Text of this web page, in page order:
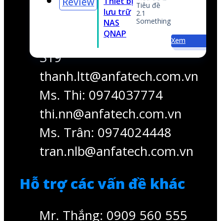
thi.nn@anfatech.com.vn
Ms. Trân: 0974024448
tran.nlb@anfatech.com.vn
Hỗ trợ các vấn đề khác
Mr. Thắng: 0909 560 555
thang.nv@anfatech.com.vn
Copyright © 2020 - 2023